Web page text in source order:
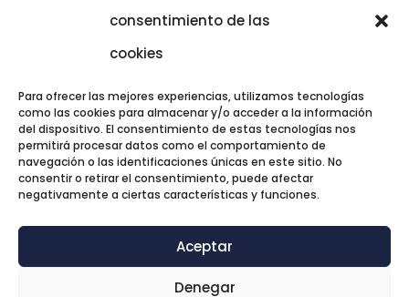
consentimiento de las
cookies
Para ofrecer las mejores experiencias, utilizamos tecnologías
como las cookies para almacenar y/o acceder a la información
del dispositivo. El consentimiento de estas tecnologías nos
permitirá procesar datos como el comportamiento de
navegación o las identificaciones únicas en este sitio. No
consentir o retirar el consentimiento, puede afectar
negativamente a ciertas características y funciones.
Aceptar
Denegar
gabinete@codexpsicologia.com
TRATAMIENTOS DESTACADOS